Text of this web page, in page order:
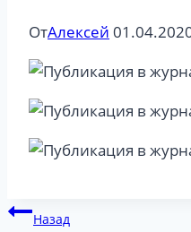
ОтАлексей
Навигация
Назад